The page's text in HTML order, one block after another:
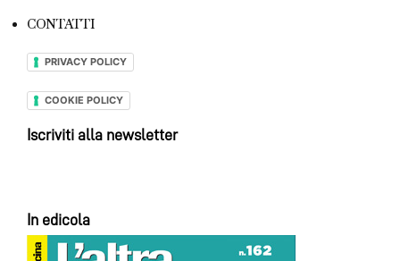
CONTATTI
PRIVACY POLICY
COOKIE POLICY
Iscriviti alla newsletter
In edicola